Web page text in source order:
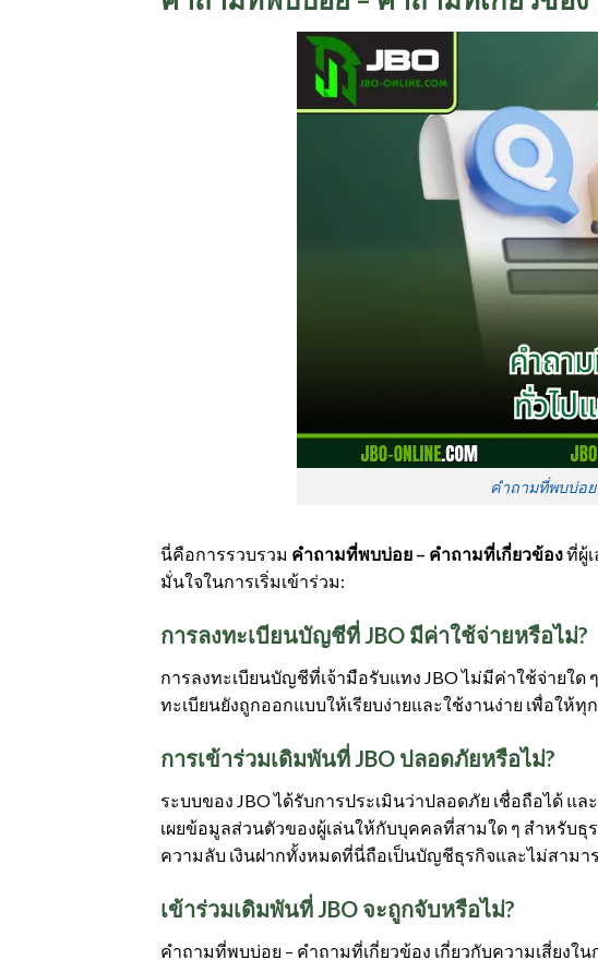
คำถามที่พบบ่อย
นี่คือการรวบรวม คำถามที่พบบ่อย – คำถามที่เกี่ยวข้องที่ผู้
มั่นใจในการเริ่มเข้าร่วม:
การลงทะเบียนบัญชีที่ JBO มีค่าใช้จ่ายหรือไม่?
การลงทะเบียนบัญชีที่เจ้ามือรับแทง JBO ไม่มีค่าใช้จ่ายใ
ทะเบียนยังถูกออกแบบให้เรียบง่ายและใช้งานง่าย เพื่อให้
การเข้าร่วมเดิมพันที่ JBO ปลอดภัยหรือไม่?
ระบบของ JBO ได้รับการประเมินว่าปลอดภัย เชื่อถือได้
เผยข้อมูลส่วนตัวของผู้เล่นให้กับบุคคลที่สามใด ๆ สำหรับธุ
ความลับ เงินฝากทั้งหมดที่นี่ถือเป็นบัญชีธุรกิจและไม่สามา
เข้าร่วมเดิมพันที่ JBO จะถูกจับหรือไม่?
คำถามที่พบบ่อย – คำถามที่เกี่ยวข้อง เกี่ยวกับความเสี่ยง